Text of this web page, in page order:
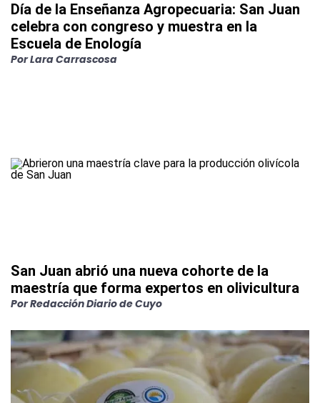
Día de la Enseñanza Agropecuaria: San Juan
celebra con congreso y muestra en la
Escuela de Enología
PorLara Carrascosa
San Juan abrió una nueva cohorte de la
maestría que forma expertos en olivicultura
PorRedacción Diario de Cuyo